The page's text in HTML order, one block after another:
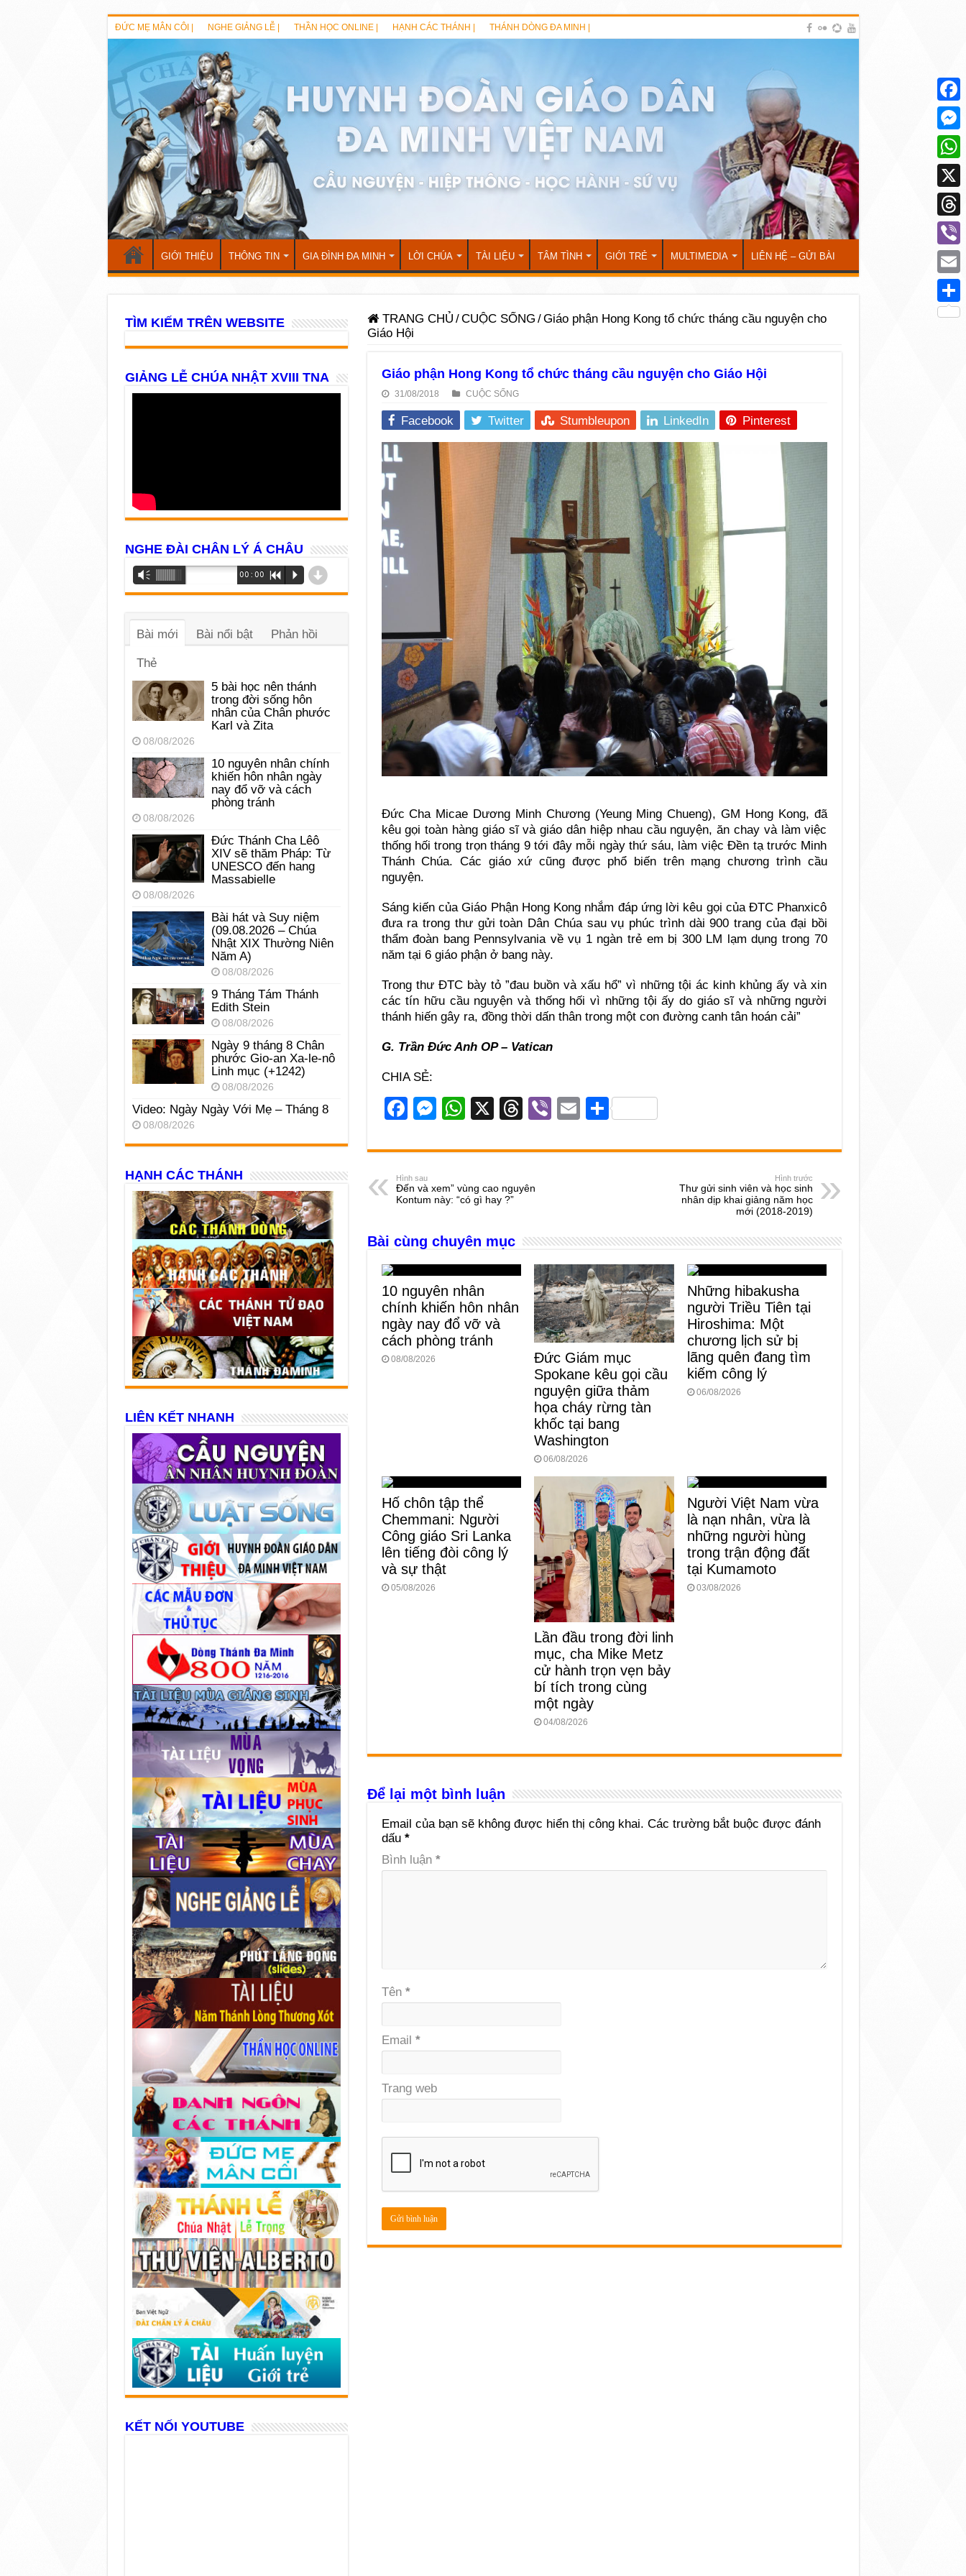
ĐỨC MẸ MÂN CÔI | NGHE GIẢNG LỄ | THẦN HỌC ONLINE | HẠNH CÁC THÁNH | THÁNH DÒNG ĐA MINH |
GIỚI THIỆU THÔNG TIN GIA ĐÌNH ĐA MINH LỜI CHÚA TÀI LIỆU TÂM TÌNH GIỚI TRẺ MULTIMEDIA LIÊN HỆ – GỬI BÀI
TRANG CHỦ /CUỘC SỐNG /Giáo phận Hong Kong tổ chức tháng cầu nguyện cho
Giáo Hội
Giáo phận Hong Kong tổ chức tháng cầu nguyện cho Giáo Hội
31/08/2018 CUỘC SỐNG
Facebook Twitter Stumbleupon LinkedIn Pinterest
Đức Cha Micae Dương Minh Chương (Yeung Ming Chueng), GM Hong Kong, đã
kêu gọi toàn hàng giáo sĩ và giáo dân hiệp nhau cầu nguyện, ăn chay và làm việc
thống hối trong trọn tháng 9 tới đây mỗi ngày thứ sáu, làm việc Đền tạ trước Minh
Thánh Chúa. Các giáo xứ cũng được phổ biến trên mạng chương trình cầu
nguyện.
Sáng kiến của Giáo Phận Hong Kong nhắm đáp ứng lời kêu gọi của ĐTC Phanxicô
đưa ra trong thư gửi toàn Dân Chúa sau vụ phúc trình dài 900 trang của đại bồi
thẩm đoàn bang Pennsylvania về vụ 1 ngàn trẻ em bị 300 LM lạm dụng trong 70
năm tại 6 giáo phận ở bang này.
Trong thư ĐTC bày tỏ ”đau buồn và xấu hổ” vì những tội ác kinh khủng ấy và xin
các tín hữu cầu nguyện và thống hối vì những tội ấy do giáo sĩ và những người
thánh hiến gây ra, đồng thời dấn thân trong một con đường canh tân hoán cải”
G. Trần Đức Anh OP – Vatican
CHIA SẺ:
F
c
e
b
o
k
M
ss
n
er
W
at
A
p
X
T
e
d
Vi
er
E
ail
S
ar
Hình sau
Đến và xem” vùng cao nguyên
Kontum này: “có gì hay ?”
Hình trước
Thư gửi sinh viên và học sinh
nhân dịp khai giảng năm học
mới (2018-2019)
Bài cùng chuyên mục
10 nguyên nhân
chính khiến hôn nhân
ngày nay đổ vỡ và
cách phòng tránh
08/08/2026
Đức Giám mục
Spokane kêu gọi cầu
nguyện giữa thảm
họa cháy rừng tàn
khốc tại bang
Washington
06/08/2026
Những hibakusha
người Triều Tiên tại
Hiroshima: Một
chương lịch sử bị
lãng quên đang tìm
kiếm công lý
06/08/2026
Hố chôn tập thể
Chemmani: Người
Công giáo Sri Lanka
lên tiếng đòi công lý
và sự thật
05/08/2026
Lần đầu trong đời linh
mục, cha Mike Metz
cử hành trọn vẹn bảy
bí tích trong cùng
một ngày
04/08/2026
Người Việt Nam vừa
là nạn nhân, vừa là
những người hùng
trong trận động đất
tại Kumamoto
03/08/2026
Để lại một bình luận
Email của bạn sẽ không được hiển thị công khai. Các trường bắt buộc được đánh
dấu *
Bình luận *
Tên *
Email *
Trang web
TÌM KIẾM TRÊN WEBSITE
GIẢNG LỄ CHÚA NHẬT XVIII TNA
NGHE ĐÀI CHÂN LÝ Á CHÂU
Trình
phát
âm
Vm 00:00 R P d
Bài mới Bài nổi bật Phản hồi
Thẻ
5 bài học nên thánh
trong đời sống hôn
nhân của Chân phước
Karl và Zita
08/08/2026
10 nguyên nhân chính
khiến hôn nhân ngày
nay đổ vỡ và cách
phòng tránh
08/08/2026
Đức Thánh Cha Lêô
XIV sẽ thăm Pháp: Từ
UNESCO đến hang
Massabielle
08/08/2026
Bài hát và Suy niệm
(09.08.2026 – Chúa
Nhật XIX Thường Niên
Năm A)
08/08/2026
9 Tháng Tám Thánh
Edith Stein
08/08/2026
Ngày 9 tháng 8 Chân
phước Gio-an Xa-le-nô
Linh mục (+1242)
08/08/2026
Video: Ngày Ngày Với Mẹ – Tháng 8
08/08/2026
HẠNH CÁC THÁNH
LIÊN KẾT NHANH
KẾT NỐI YOUTUBE
X
Viber